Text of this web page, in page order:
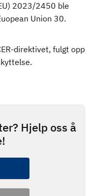
2023/2450 ble
Union 30.
direktivet, fulgt opp
Hjelp oss å